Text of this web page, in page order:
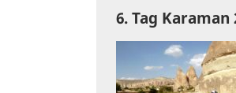
6. Tag Karaman